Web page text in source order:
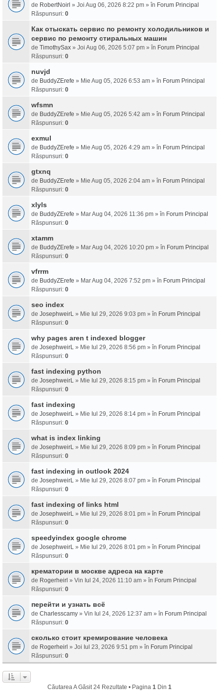
de RobertNoirl » Joi Aug 06, 2026 8:22 pm » în Forum Principal
Răspunsuri: 0
Как отыскать сервис по ремонту холодильников и
сервис по ремонту стиральных машин
de TimothySax » Joi Aug 06, 2026 5:07 pm » în Forum Principal
Răspunsuri: 0
nuvjd
de BuddyZErefe » Mie Aug 05, 2026 6:53 am » în Forum Principal
Răspunsuri: 0
wfsmn
de BuddyZErefe » Mie Aug 05, 2026 5:42 am » în Forum Principal
Răspunsuri: 0
exmul
de BuddyZErefe » Mie Aug 05, 2026 4:29 am » în Forum Principal
Răspunsuri: 0
gtxnq
de BuddyZErefe » Mie Aug 05, 2026 2:04 am » în Forum Principal
Răspunsuri: 0
xlyls
de BuddyZErefe » Mar Aug 04, 2026 11:36 pm » în Forum Principal
Răspunsuri: 0
xtamm
de BuddyZErefe » Mar Aug 04, 2026 10:20 pm » în Forum Principal
Răspunsuri: 0
vfrrm
de BuddyZErefe » Mar Aug 04, 2026 7:52 pm » în Forum Principal
Răspunsuri: 0
seo index
de JosephweirL » Mie Iul 29, 2026 9:03 pm » în Forum Principal
Răspunsuri: 0
why pages aren t indexed blogger
de JosephweirL » Mie Iul 29, 2026 8:56 pm » în Forum Principal
Răspunsuri: 0
fast indexing python
de JosephweirL » Mie Iul 29, 2026 8:15 pm » în Forum Principal
Răspunsuri: 0
fast indexing
de JosephweirL » Mie Iul 29, 2026 8:14 pm » în Forum Principal
Răspunsuri: 0
what is index linking
de JosephweirL » Mie Iul 29, 2026 8:09 pm » în Forum Principal
Răspunsuri: 0
fast indexing in outlook 2024
de JosephweirL » Mie Iul 29, 2026 8:07 pm » în Forum Principal
Răspunsuri: 0
fast indexing of links html
de JosephweirL » Mie Iul 29, 2026 8:01 pm » în Forum Principal
Răspunsuri: 0
speedyindex google chrome
de JosephweirL » Mie Iul 29, 2026 8:01 pm » în Forum Principal
Răspunsuri: 0
крематории в москве адреса на карте
de Rogerheirl » Vin Iul 24, 2026 11:10 am » în Forum Principal
Răspunsuri: 0
перейти и узнать всё
de Charlesscamy » Vin Iul 24, 2026 12:37 am » în Forum Principal
Răspunsuri: 0
сколько стоит кремирование человека
de Rogerheirl » Joi Iul 23, 2026 9:51 pm » în Forum Principal
Răspunsuri: 0
Căutarea A Găsit 24 Rezultate • Pagina 1 Din 1